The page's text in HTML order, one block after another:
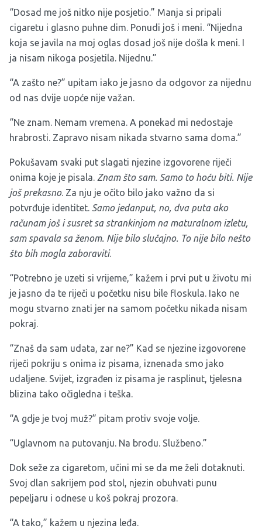
“Dosad me još nitko nije posjetio.” Manja si pripali
cigaretu i glasno puhne dim. Ponudi još i meni. “Nijedna
koja se javila na moj oglas dosad još nije došla k meni. I
ja nisam nikoga posjetila. Nijednu.”
“A zašto ne?” upitam iako je jasno da odgovor za nijednu
od nas dvije uopće nije važan.
“Ne znam. Nemam vremena. A ponekad mi nedostaje
hrabrosti. Zapravo nisam nikada stvarno sama doma.”
Pokušavam svaki put slagati njezine izgovorene riječi
onima koje je pisala. Znam što sam. Samo to hoću biti. Nije
još prekasno. Za nju je očito bilo jako važno da si
potvrđuje identitet. Samo jedanput, no, dva puta ako
računam još i susret sa strankinjom na maturalnom izletu,
sam spavala sa ženom. Nije bilo slučajno. To nije bilo nešto
što bih mogla zaboraviti.
“Potrebno je uzeti si vrijeme,” kažem i prvi put u životu mi
je jasno da te riječi u početku nisu bile floskula. Iako ne
mogu stvarno znati jer na samom početku nikada nisam
pokraj.
“Znaš da sam udata, zar ne?” Kad se njezine izgovorene
riječi pokriju s onima iz pisama, iznenada smo jako
udaljene. Svijet, izgrađen iz pisama je rasplinut, tjelesna
blizina tako očigledna i teška.
“A gdje je tvoj muž?” pitam protiv svoje volje.
“Uglavnom na putovanju. Na brodu. Službeno.”
Dok seže za cigaretom, učini mi se da me želi dotaknuti.
Svoj dlan sakrijem pod stol, njezin obuhvati punu
pepeljaru i odnese u koš pokraj prozora.
“A tako,” kažem u njezina leđa.